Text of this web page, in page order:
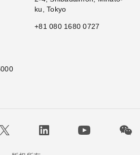
ku, Tokyo
+81 080 1680 0727